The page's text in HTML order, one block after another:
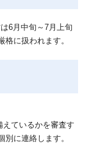
6月中旬～7月上旬
に扱われます。
ているかを審査す
に連絡します。